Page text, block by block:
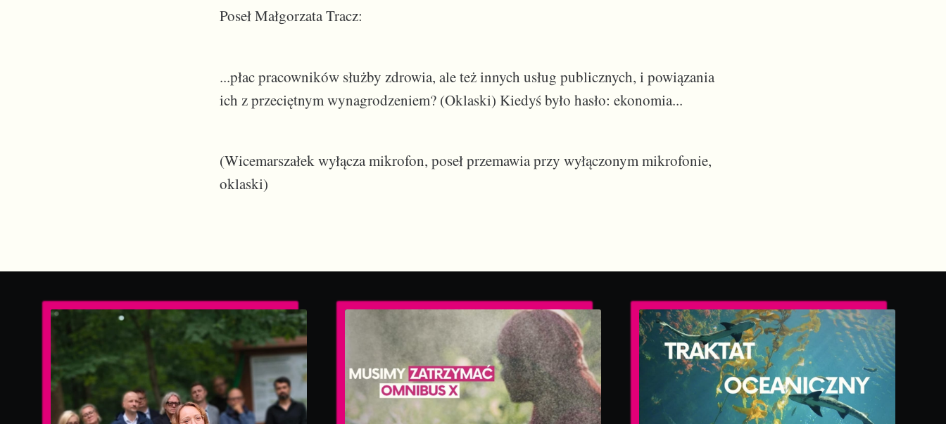
Poseł Małgorzata Tracz:
...płac pracowników służby zdrowia, ale też innych usług publicznych, i powiązania
ich z przeciętnym wynagrodzeniem? (Oklaski) Kiedyś było hasło: ekonomia...
(Wicemarszałek wyłącza mikrofon, poseł przemawia przy wyłączonym mikrofonie,
oklaski)